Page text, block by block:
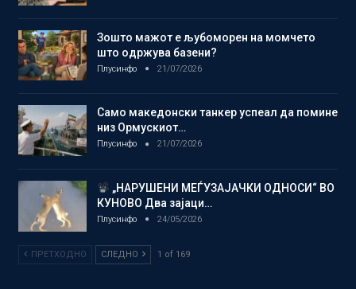
Зошто мажот е љубоморен на момчето
што одржува базени?
Плусинфо 21/07/2026
Само македонски танкер успеал да помине
низ Ормускиот…
Плусинфо 21/07/2026
„НАРУШЕНИ МЕЃУЗАЈАЧКИ ОДНОСИ“ ВО
КУНОВО Два зајаци…
Плусинфо 24/05/2026
ПРЕТХОДНО СЛЕДНО 1 of 169